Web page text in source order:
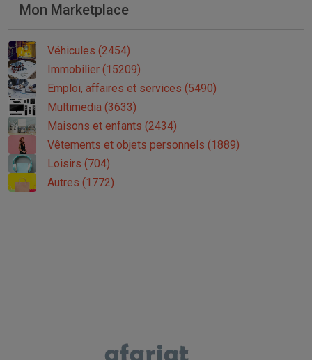
Mon Marketplace
Véhicules (2454)
Immobilier (15209)
Emploi, affaires et services (5490)
Multimedia (3633)
Maisons et enfants (2434)
Vêtements et objets personnels (1889)
Loisirs (704)
Autres (1772)